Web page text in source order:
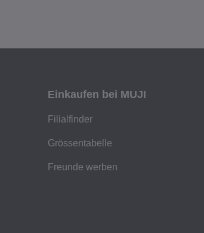
Einkaufen bei MUJI
Filialfinder
Grössentabelle
Freunde werben